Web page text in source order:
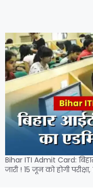
Bihar ITI Admit Card:
जारी ! 15 जून को होगी